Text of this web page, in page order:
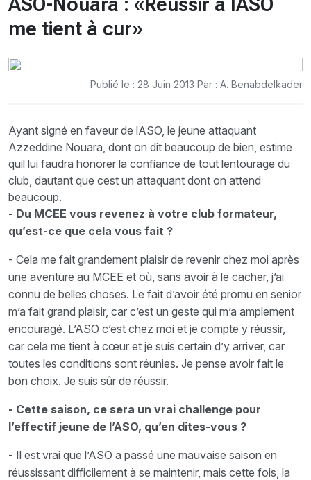
me tient à cur»
Publié le : 28 Juin 2013 Par : A. Benabdelkader
Ayant signé en faveur de lASO, le jeune attaquant
Azzeddine Nouara, dont on dit beaucoup de bien, estime
quil lui faudra honorer la confiance de tout lentourage du
club, dautant que cest un attaquant dont on attend
beaucoup.
- Du MCEE vous revenez à votre club formateur,
qu’est-ce que cela vous fait ?
- Cela me fait grandement plaisir de revenir chez moi après
une aventure au MCEE et où, sans avoir à le cacher, j’ai
connu de belles choses. Le fait d’avoir été promu en senior
m’a fait grand plaisir, car c’est un geste qui m’a amplement
encouragé. L’ASO c’est chez moi et je compte y réussir,
car cela me tient à cœur et je suis certain d’y arriver, car
toutes les conditions sont réunies. Je pense avoir fait le
bon choix. Je suis sûr de réussir.
- Cette saison, ce sera un vrai challenge pour
l’effectif jeune de l’ASO, qu’en dites-vous ?
- Il est vrai que l’ASO a passé une mauvaise saison en
réussissant difficilement à se maintenir, mais cette fois, la